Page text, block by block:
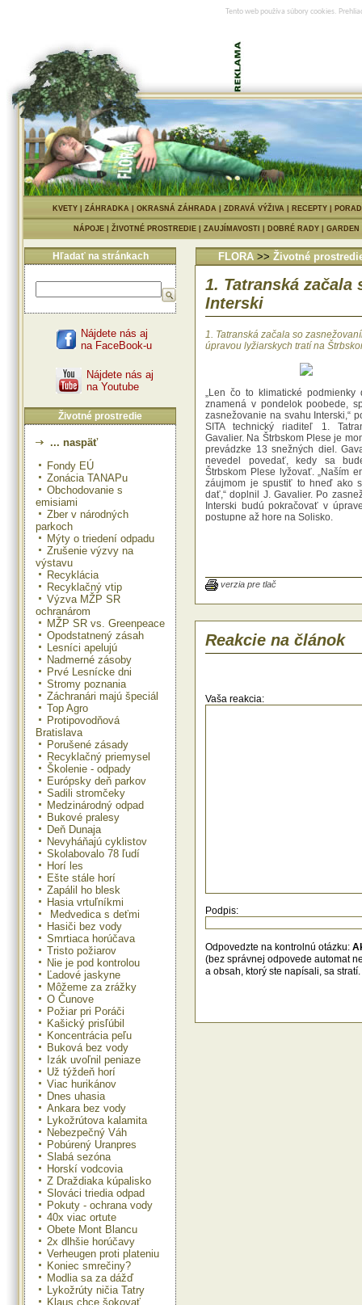
Tento web používa súbory cookies.
KVETY| ZÁHRADKA| OKRASNÁ ZÁHRADA| ZDRAVÁ VÝŽIVA| RECEPTY|
NÁPOJE ŽIVOTNÉ PROSTREDIE ZAUJÍMAVOSTI DOBRÉ RADY
Hľadať na stránkach
Nájdete nás aj
na FaceBook-u
Nájdete nás aj
na Youtube
Životné prostredie
... naspäť
Fondy EÚ
Zonácia TANAPu
Obchodovanie s
emisiami
Zber v národných
parkoch
Mýty o triedení odpadu
Zrušenie výzvy na
výstavu
Recyklácia
Recyklačný vtip
Výzva MŽP SR
ochranárom
MŽP SR vs. Greenpeace
Opodstatnený zásah
Lesníci apelujú
Nadmerné zásoby
Prvé Lesnícke dni
Stromy poznania
Záchranári majú špeciál
Top Agro
Protipovodňová
Bratislava
Porušené zásady
Recyklačný priemysel
Školenie - odpady
Európsky deň parkov
Sadili stromčeky
Medzinárodný odpad
Bukové pralesy
Deň Dunaja
Nevyháňajú cyklistov
Skolabovalo 78 ľudí
Horí les
Ešte stále horí
Zapálil ho blesk
Hasia vrtuľníkmi
Medvedica s deťmi
Hasiči bez vody
Smrtiaca horúčava
Tristo požiarov
Nie je pod kontrolou
Ľadové jaskyne
Môžeme za zrážky
O Čunove
Požiar pri Poráči
Kašický prisľúbil
Koncentrácia peľu
Buková bez vody
Izák uvoľnil peniaze
Už týždeň horí
Viac hurikánov
Dnes uhasia
Ankara bez vody
Lykožrútova kalamita
Nebezpečný Váh
Pobúrený Uranpres
Slabá sezóna
Horskí vodcovia
Z Draždiaka kúpalisko
Slováci triedia odpad
Pokuty - ochrana vody
40x viac ortute
Obete Mont Blancu
2x dlhšie horúčavy
Verheugen proti plateniu
Koniec smrečiny?
Modlia sa za dážď
Lykožrúty ničia Tatry
Klaus chce šokovať
FLORA >> Životné
1. Tatranská začala
Interski
1. Tatranská začala so
úpravou lyžiarskych tratí na
„Len čo to klimatické podmienky
znamená v pondelok poobede,
zasnežovanie na svahu Interski,“
SITA technický riaditeľ 1.
Gavalier. Na Štrbskom Plese je
prevádzke 13 snežných diel.
nevedel povedať, kedy sa
Štrbskom Plese lyžovať. „Naším
záujmom je spustiť to hneď ako
dať,“ doplnil J. Gavalier. Po
Interski budú pokračovať v
postupne až hore na Solisko.
novembra. Pred tohtoročnou
svahoch Interski a Esíčko, „aby
efektívnejšie využiť začiatky
stredísk sa podľa neho už
technického zasnežovania. Sneh
verzia pre tlač
Reakcie na článok
Vaša reakcia:
Podpis:
Odpovedzte na kontrolnú otázku:
(bez správnej odpovede automat
a obsah, ktorý ste napísali, sa